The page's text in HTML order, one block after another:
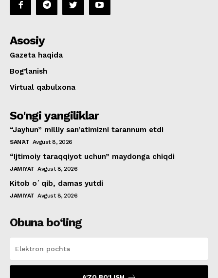
Asosiy
Gazeta haqida
Bog’lanish
Virtual qabulxona
So'ngi yangiliklar
“Jayhun” milliy san’atimizni tarannum etdi
SAN'AT Avgust 8, 2026
“Ijtimoiy taraqqiyot uchun” maydonga chiqdi
JAMIYAT Avgust 8, 2026
Kitob oʻqib, damas yutdi
JAMIYAT Avgust 8, 2026
Obuna bo‘ling